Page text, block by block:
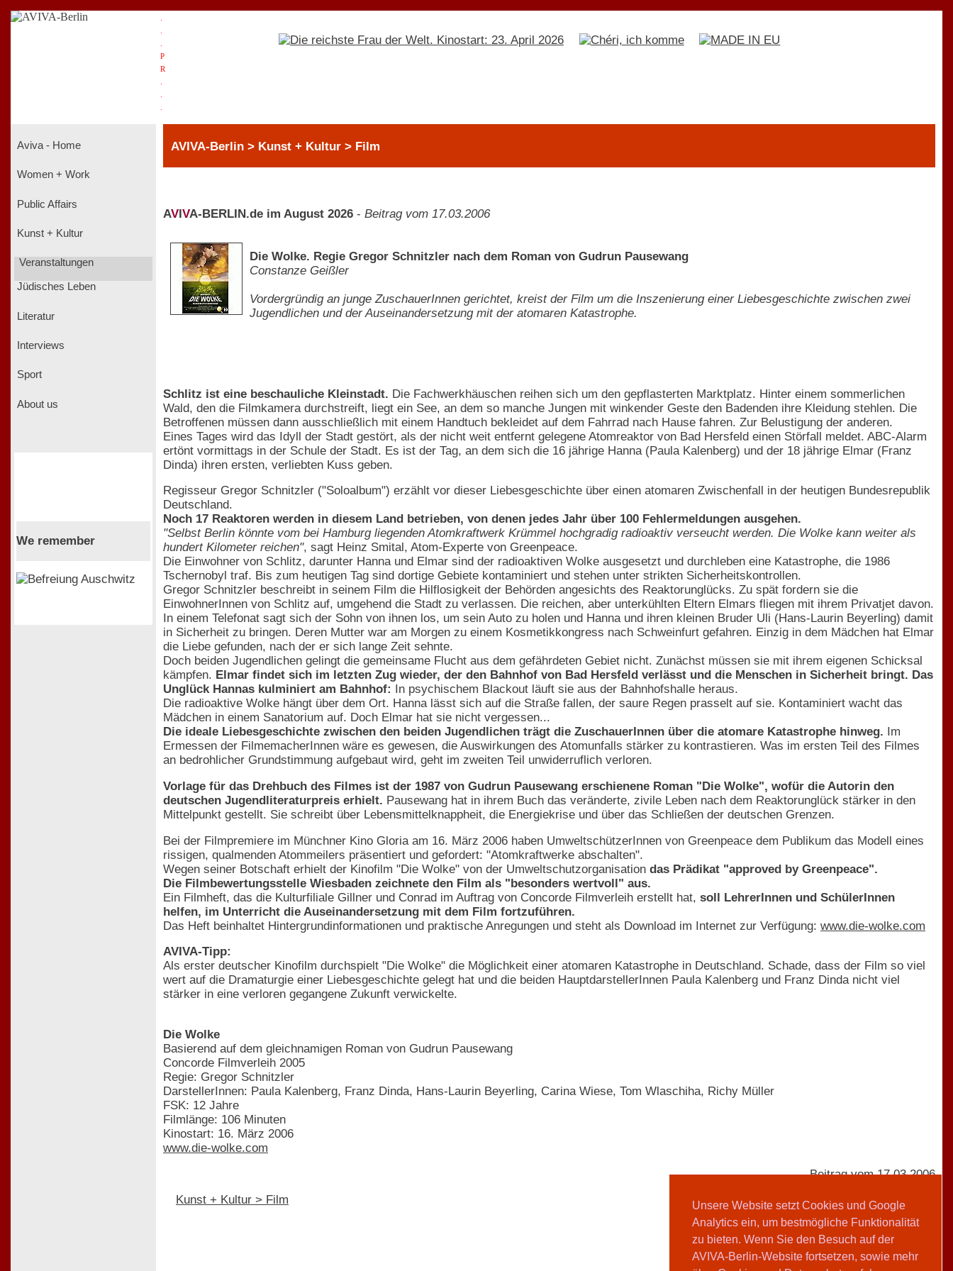
Unsere Website setzt Cookies und Google
Analytics ein, um bestmögliche Funktionalität
zu bieten. Wenn Sie den Besuch auf der
AVIVA-Berlin-Website fortsetzen, sowie mehr
P
R
Aviva - Home
Women + Work
Public Affairs
Kunst + Kultur
Veranstaltungen
Jüdisches Leben
Literatur
Interviews
Sport
About us
We remember
AVIVA-Berlin > Kunst + Kultur > Film
AV VA-BERLIN.de im August 2026 - Beitrag vom 17.03.2006
Die Wolke. Regie Gregor Schnitzler nach dem Roman von Gudrun Pausewang
Constanze Geißler
Vordergründig an junge ZuschauerInnen gerichtet, kreist der Film um die Inszenierung einer Liebesgeschichte zwischen zwei
Jugendlichen und der Auseinandersetzung mit der atomaren Katastrophe.
Schlitz ist eine beschauliche Kleinstadt. Die Fachwerkhäuschen reihen sich um den gepflasterten Marktplatz. Hinter einem sommerlichen
Wald, den die Filmkamera durchstreift, liegt ein See, an dem so manche Jungen mit winkender Geste den Badenden ihre Kleidung stehlen. Die
Betroffenen müssen dann ausschließlich mit einem Handtuch bekleidet auf dem Fahrrad nach Hause fahren. Zur Belustigung der anderen.
Eines Tages wird das Idyll der Stadt gestört, als der nicht weit entfernt gelegene Atomreaktor von Bad Hersfeld einen Störfall meldet. ABC-Alarm
ertönt vormittags in der Schule der Stadt. Es ist der Tag, an dem sich die 16 jährige Hanna (Paula Kalenberg) und der 18 jährige Elmar (Franz
Dinda) ihren ersten, verliebten Kuss geben.
Regisseur Gregor Schnitzler ("Soloalbum") erzählt vor dieser Liebesgeschichte über einen atomaren Zwischenfall in der heutigen Bundesrepublik
Deutschland.
Noch 17 Reaktoren werden in diesem Land betrieben, von denen jedes Jahr über 100 Fehlermeldungen ausgehen.
"Selbst Berlin könnte vom bei Hamburg liegenden Atomkraftwerk Krümmel hochgradig radioaktiv verseucht werden. Die Wolke kann weiter als
hundert Kilometer reichen", sagt Heinz Smital, Atom-Experte von Greenpeace.
Die Einwohner von Schlitz, darunter Hanna und Elmar sind der radioaktiven Wolke ausgesetzt und durchleben eine Katastrophe, die 1986
Tschernobyl traf. Bis zum heutigen Tag sind dortige Gebiete kontaminiert und stehen unter strikten Sicherheitskontrollen.
Gregor Schnitzler beschreibt in seinem Film die Hilflosigkeit der Behörden angesichts des Reaktorunglücks. Zu spät fordern sie die
EinwohnerInnen von Schlitz auf, umgehend die Stadt zu verlassen. Die reichen, aber unterkühlten Eltern Elmars fliegen mit ihrem Privatjet davon.
In einem Telefonat sagt sich der Sohn von ihnen los, um sein Auto zu holen und Hanna und ihren kleinen Bruder Uli (Hans-Laurin Beyerling) damit
in Sicherheit zu bringen. Deren Mutter war am Morgen zu einem Kosmetikkongress nach Schweinfurt gefahren. Einzig in dem Mädchen hat Elmar
die Liebe gefunden, nach der er sich lange Zeit sehnte.
Doch beiden Jugendlichen gelingt die gemeinsame Flucht aus dem gefährdeten Gebiet nicht. Zunächst müssen sie mit ihrem eigenen Schicksal
kämpfen. Elmar findet sich im letzten Zug wieder, der den Bahnhof von Bad Hersfeld verlässt und die Menschen in Sicherheit bringt. Das
Unglück Hannas kulminiert am Bahnhof:
In psychischem Blackout läuft sie aus der Bahnhofshalle heraus.
Die radioaktive Wolke hängt über dem Ort. Hanna lässt sich auf die Straße fallen, der saure Regen prasselt auf sie. Kontaminiert wacht das
Mädchen in einem Sanatorium auf. Doch Elmar hat sie nicht vergessen...
Die ideale Liebesgeschichte zwischen den beiden Jugendlichen trägt die ZuschauerInnen über die atomare Katastrophe hinweg. Im
Ermessen der FilmemacherInnen wäre es gewesen, die Auswirkungen des Atomunfalls stärker zu kontrastieren. Was im ersten Teil des Filmes
an bedrohlicher Grundstimmung aufgebaut wird, geht im zweiten Teil unwiderruflich verloren.
Vorlage für das Drehbuch des Filmes ist der 1987 von Gudrun Pausewang erschienene Roman "Die Wolke", wofür die Autorin den
deutschen Jugendliteraturpreis erhielt. Pausewang hat in ihrem Buch das veränderte, zivile Leben nach dem Reaktorunglück stärker in den
Mittelpunkt gestellt. Sie schreibt über Lebensmittelknappheit, die Energiekrise und über das Schließen der deutschen Grenzen.
Bei der Filmpremiere im Münchner Kino Gloria am 16. März 2006 haben UmweltschützerInnen von Greenpeace dem Publikum das Modell eines
rissigen, qualmenden Atommeilers präsentiert und gefordert: "Atomkraftwerke abschalten".
Wegen seiner Botschaft erhielt der Kinofilm "Die Wolke" von der Umweltschutzorganisation das Prädikat "approved by Greenpeace".
Die Filmbewertungsstelle Wiesbaden zeichnete den Film als "besonders wertvoll" aus.
Ein Filmheft, das die Kulturfiliale Gillner und Conrad im Auftrag von Concorde Filmverleih erstellt hat, soll LehrerInnen und SchülerInnen
helfen, im Unterricht die Auseinandersetzung mit dem Film fortzuführen.
Das Heft beinhaltet Hintergrundinformationen und praktische Anregungen und steht als Download im Internet zur Verfügung: www.die-wolke.com
AVIVA-Tipp:
Als erster deutscher Kinofilm durchspielt "Die Wolke" die Möglichkeit einer atomaren Katastrophe in Deutschland. Schade, dass der Film so viel
wert auf die Dramaturgie einer Liebesgeschichte gelegt hat und die beiden HauptdarstellerInnen Paula Kalenberg und Franz Dinda nicht viel
stärker in eine verloren gegangene Zukunft verwickelte.
Die Wolke
Basierend auf dem gleichnamigen Roman von Gudrun Pausewang
Concorde Filmverleih 2005
Regie: Gregor Schnitzler
DarstellerInnen: Paula Kalenberg, Franz Dinda, Hans-Laurin Beyerling, Carina Wiese, Tom Wlaschiha, Richy Müller
FSK: 12 Jahre
Filmlänge: 106 Minuten
Kinostart: 16. März 2006
www.die-wolke.com
Kunst + Kultur > Film
Beitrag vom 17.03.2006
AVIVA-Redaktion
Teilen